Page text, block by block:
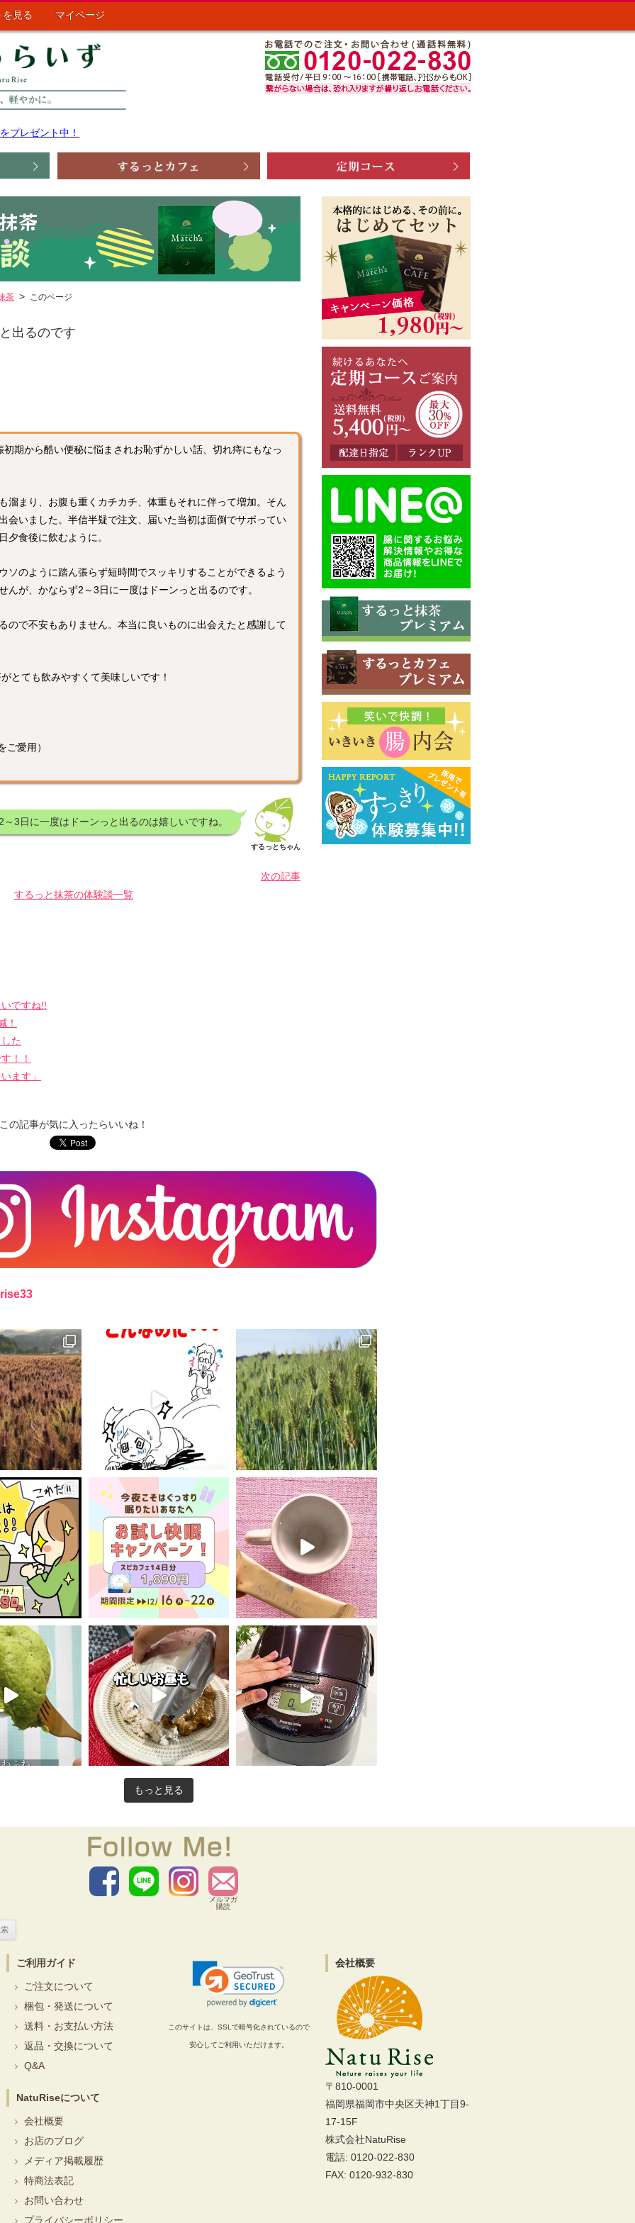
を見る マイページ
プレゼント中！
茶 このページ
出るのです
期から酷い便秘に悩まされお恥ずかしい話、切れ痔にもなっ
溜まり、お腹も重くカチカチ、体重もそれに伴って増加。そん
会いました。半信半疑で注文、届いた当初は面倒でサボってい
夕食後に飲むように。
ソのように踏ん張らず短時間でスッキリすることができるよう
んが、かならず2～3日に一度はドーンっと出るのです。
ので不安もありません。本当に良いものに出会えたと感謝して
とても飲みやすくて美味しいです！
愛用）
～3日に一度はドーンっと出るのは嬉しいですね。
するっとちゃん
次の記事
するっと抹茶の体験談一覧
ですね!!
！
た
！！
ます」
もっと見る
メルマガ
購読
ご利用ガイド
ご注文について
梱包・発送について
送料・お支払い方法
返品・交換について
Q&A
NatuRiseについて
会社概要
お店のブログ
メディア掲載履歴
特商法表記
お問い合わせ
プライバシーポリシー
このサイトは、SSLで暗号化されているので
安心してご利用いただけます。
会社概要
〒810-0001
福岡県福岡市中央区天神1丁目9-
17-15F
株式会社NatuRise
電話: 0120-022-830
FAX: 0120-932-830